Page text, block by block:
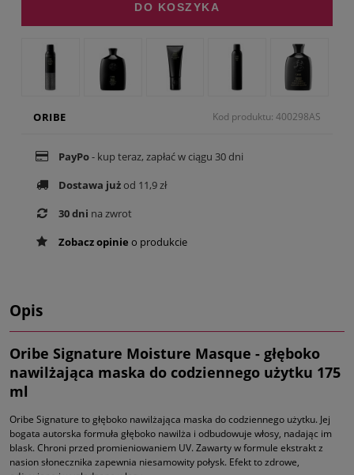
DO KOSZYKA
ORIBE Kod produktu: 400298AS
PayPo- kup teraz, zapłać w ciągu 30 dni
Dostawa jużod 11,9 zł
30 dni na zwrot
Zobacz opinie o produkcie
Opis
Oribe Signature Moisture Masque - głęboko
nawilżająca maska do codziennego użytku 175
ml
Oribe Signature to głęboko nawilżająca maska do codziennego użytku. Jej
bogata autorska formuła głęboko nawilża i odbudowuje włosy, nadając im
blask. Chroni przed promieniowaniem UV. Zawarty w formule ekstrakt z
nasion słonecznika zapewnia niesamowity połysk. Efekt to zdrowe,